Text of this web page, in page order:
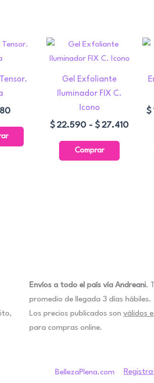
Gel Exfoliante
Iluminador FIX C.
Icono
$22.590 - $27.410
Rango
desde
hasta
Comprar
producto
opciones
se
pueden
$
Envíos a todo el país vía Andreani.
promedio de llegada 3 días hábiles.
Los precios publicados sonválidos
para compras online.